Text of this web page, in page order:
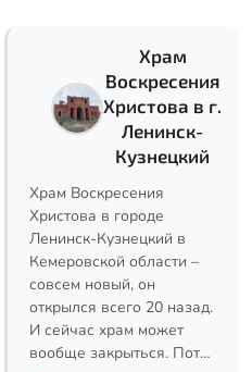
Храм
Воскресения
Христова в г.
Ленинск-
Кузнецкий
Храм Воскресения
Христова в городе
Ленинск-Кузнецкий в
Кемеровской области –
совсем новый, он
открылся всего 20 назад.
И сейчас храм может
вообще закрыться. Пот…